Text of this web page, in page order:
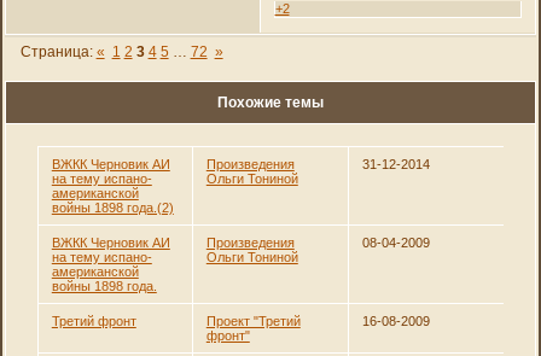
+2
Страница: « 1 2 3 4 5 … 72 »
Похожие темы
ВЖКК Черновик АИ
на тему испано-
американской
войны 1898 года.(2)
Произведения
Ольги Тониной
31-12-2014
ВЖКК Черновик АИ
на тему испано-
американской
войны 1898 года.
Произведения
Ольги Тониной
08-04-2009
Третий фронт
Проект "Третий
фронт"
16-08-2009